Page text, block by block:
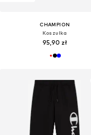
CHAMPION
Koszulka
95,90 zł